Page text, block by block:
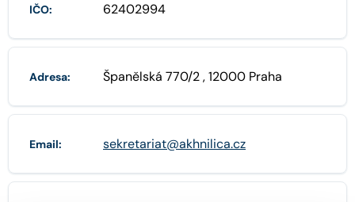
IČO: 62402994
Adresa: Španělská 770/2 , 12000 Praha
Email: sekretariat@akhnilica.cz